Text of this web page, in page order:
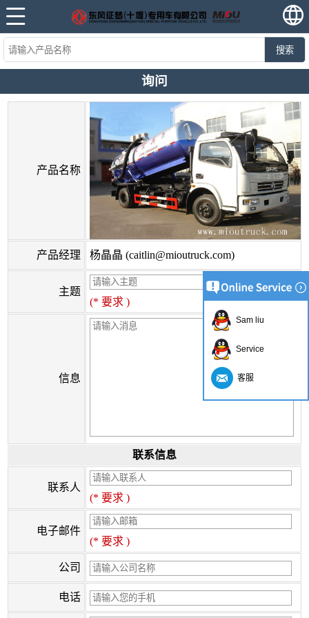
搜索
询问
产品名称
产品经理 杨晶晶 (caitlin@mioutruck.com)
主题
(* 要求 )
信息
联系信息
联系人
(* 要求 )
电子邮件
(* 要求 )
公司
电话
Sam liu
Service
客服